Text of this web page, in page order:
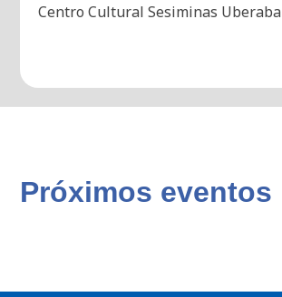
Centro Cultural Sesiminas Uberaba
Próximos eventos